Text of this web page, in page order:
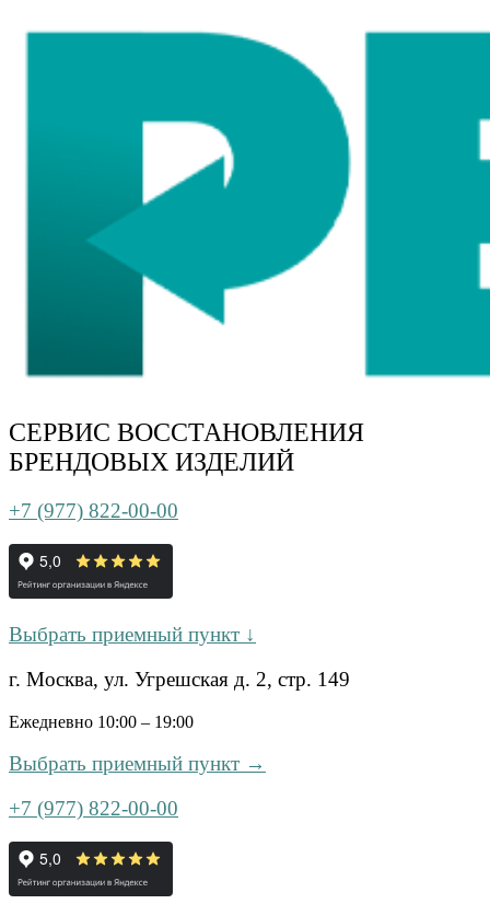
СЕРВИС ВОССТАНОВЛЕНИЯ
БРЕНДОВЫХ ИЗДЕЛИЙ
+7 (977) 822-00-00
Выбрать приемный пункт ↓
г. Москва, ул. Угрешская д. 2, стр. 149
Ежедневно 10:00 – 19:00
Выбрать приемный пункт →
+7 (977) 822-00-00